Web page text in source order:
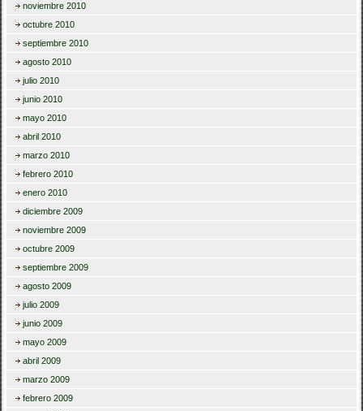
noviembre 2010
octubre 2010
septiembre 2010
agosto 2010
julio 2010
junio 2010
mayo 2010
abril 2010
marzo 2010
febrero 2010
enero 2010
diciembre 2009
noviembre 2009
octubre 2009
septiembre 2009
agosto 2009
julio 2009
junio 2009
mayo 2009
abril 2009
marzo 2009
febrero 2009